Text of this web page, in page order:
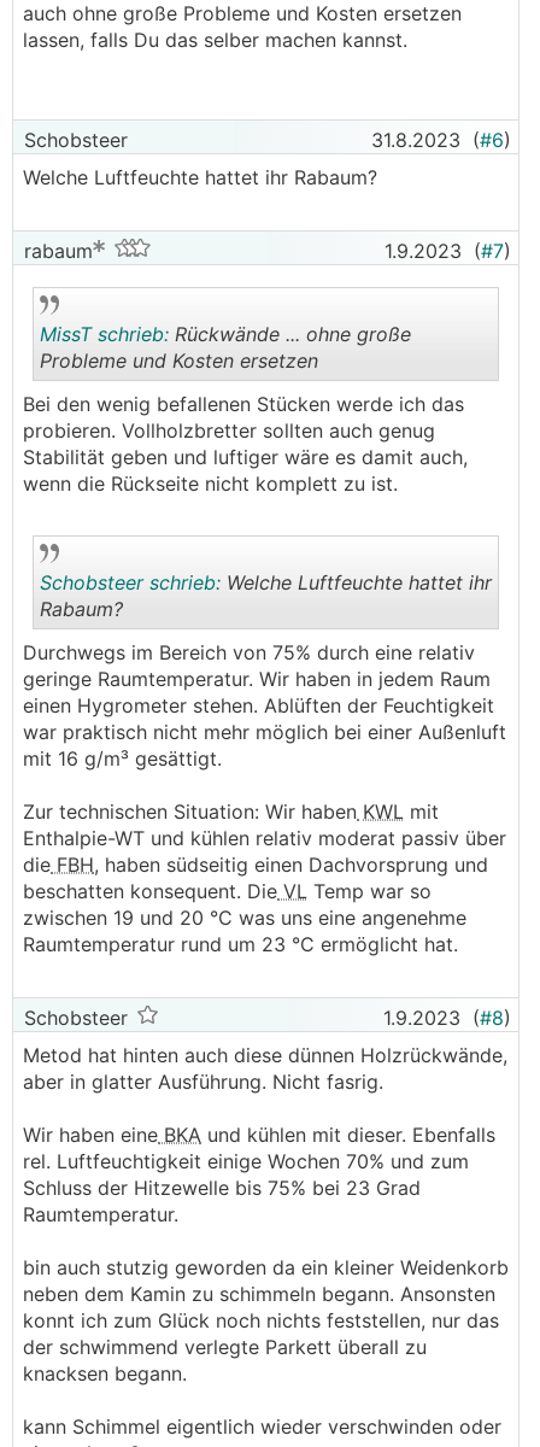
auch ohne große Probleme und Kosten ersetzen
lassen, falls Du das selber machen kannst.
Schobsteer 31.8.2023 (#6)
Welche Luftfeuchte hattet ihr Rabaum?
rabaum 1.9.2023 (#7)
..
MissT schrieb: Rückwände ... ohne große
Probleme und Kosten ersetzen
Bei den wenig befallenen Stücken werde ich das
probieren. Vollholzbretter sollten auch genug
Stabilität geben und luftiger wäre es damit auch,
wenn die Rückseite nicht komplett zu ist.
..
Schobsteer schrieb: Welche Luftfeuchte hattet ihr
Rabaum?
Durchwegs im Bereich von 75% durch eine relativ
geringe Raumtemperatur. Wir haben in jedem Raum
einen Hygrometer stehen. Ablüften der Feuchtigkeit
war praktisch nicht mehr möglich bei einer Außenluft
mit 16 g/m³ gesättigt.
Zur technischen Situation: Wir haben KWL mit
Enthalpie-WT und kühlen relativ moderat passiv über
die FBH, haben südseitig einen Dachvorsprung und
beschatten konsequent. Die VL Temp war so
zwischen 19 und 20 °C was uns eine angenehme
Raumtemperatur rund um 23 °C ermöglicht hat.
Schobsteer 1.9.2023 (#8)
Metod hat hinten auch diese dünnen Holzrückwände,
aber in glatter Ausführung. Nicht fasrig.
Wir haben eine BKA und kühlen mit dieser. Ebenfalls
rel. Luftfeuchtigkeit einige Wochen 70% und zum
Schluss der Hitzewelle bis 75% bei 23 Grad
Raumtemperatur.
bin auch stutzig geworden da ein kleiner Weidenkorb
neben dem Kamin zu schimmeln begann. Ansonsten
konnt ich zum Glück noch nichts feststellen, nur das
der schwimmend verlegte Parkett überall zu
knacksen begann.
kann Schimmel eigentlich wieder verschwinden oder